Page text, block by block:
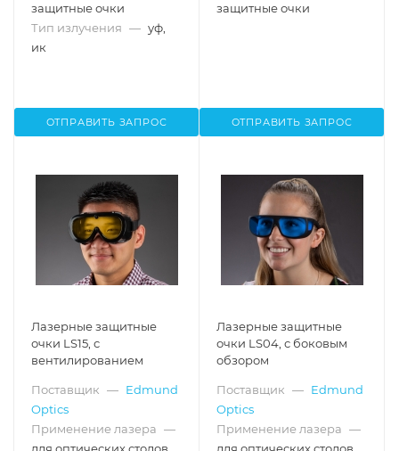
защитные очки
Тип излучения — уф,
ик
ОТПРАВИТЬ ЗАПРОС
защитные очки
ОТПРАВИТЬ ЗАПРОС
Лазерные защитные
очки LS15, с
вентилированием
Поставщик — Edmund
Optics
Применение лазера —
Лазерные защитные
очки LS04, с боковым
обзором
Поставщик — Edmund
Optics
Применение лазера —